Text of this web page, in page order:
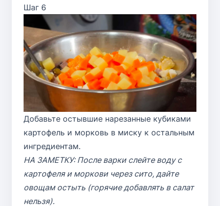
Шаг 6
Добавьте остывшие нарезанные кубиками
картофель и морковь в миску к остальным
ингредиентам.
НА ЗАМЕТКУ: После варки слейте воду с
картофеля и моркови через сито, дайте
овощам остыть (горячие добавлять в салат
нельзя).